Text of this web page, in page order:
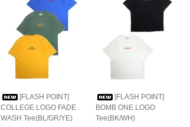
[FLASH POINT]
COLLEGE LOGO FADE
WASH Tee(BL/GR/YE)
[FLASH POINT]
BOMB ONE LOGO
Tee(BK/WH)